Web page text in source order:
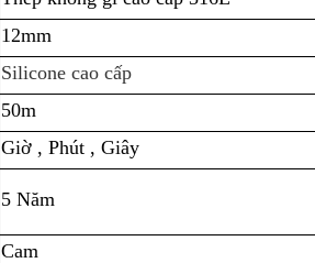
12mm
Silicone cao cấp
50m
Giờ , Phút , Giây
5 Năm
Cam